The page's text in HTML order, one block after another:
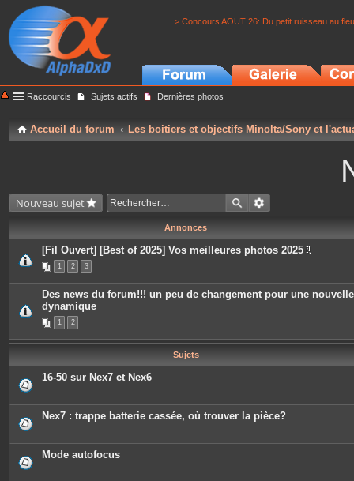
> Concours AOUT 26: Du petit ruisseau au
Raccourcis Sujets actifs Dernières photos
Accueil du forum Les boitiers et objectifs Minolta/Sony et
Nouveau sujet
Annonces
[Fil Ouvert] [Best of 2025] Vos meilleures photos 2025
c
e
n
1 2 3
Des news du forum!!! un peu de changement pour une nouvelle
dynamique
1 2
Sujets
16-50 sur Nex7 et Nex6
Nex7 : trappe batterie cassée, où trouver la pièce?
Mode autofocus